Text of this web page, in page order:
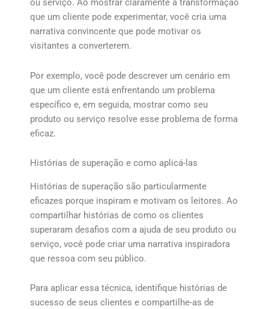
ou serviço. Ao mostrar claramente a transformação
que um cliente pode experimentar, você cria uma
narrativa convincente que pode motivar os
visitantes a converterem.
Por exemplo, você pode descrever um cenário em
que um cliente está enfrentando um problema
específico e, em seguida, mostrar como seu
produto ou serviço resolve esse problema de forma
eficaz.
Histórias de superação e como aplicá-las
Histórias de superação são particularmente
eficazes porque inspiram e motivam os leitores. Ao
compartilhar histórias de como os clientes
superaram desafios com a ajuda de seu produto ou
serviço, você pode criar uma narrativa inspiradora
que ressoa com seu público.
Para aplicar essa técnica, identifique histórias de
sucesso de seus clientes e compartilhe-as de